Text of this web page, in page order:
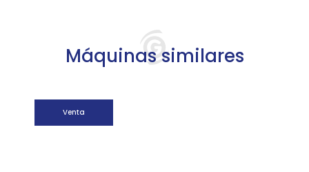
Máquinas similares
Venta